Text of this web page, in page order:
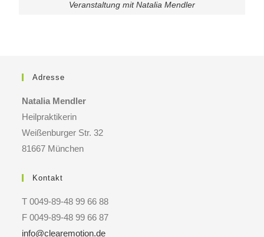
Veranstaltung mit Natalia Mendler
Adresse
Natalia Mendler
Heilpraktikerin
Weißenburger Str. 32
81667 München
Kontakt
T 0049-89-48 99 66 88
F 0049-89-48 99 66 87
info@clearemotion.de